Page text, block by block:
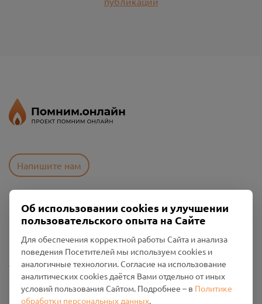
Напишите нам
Пользовательское соглашение
Политика конфиденциальности
Промо-материалы
Настройки cookies
Общество с ограниченной ответственностью «Смоленский
Проект Помним»
Об использовании cookies и улучшении
пользовательского опыта на Сайте
Для обеспечения корректной работы Сайта и анализа
поведения Посетителей мы используем cookies и
аналогичные технологии. Согласие на использование
аналитических cookies даётся Вами отдельно от иных
условий пользования Сайтом. Подробнее – в Политике
обработки персональных данных.